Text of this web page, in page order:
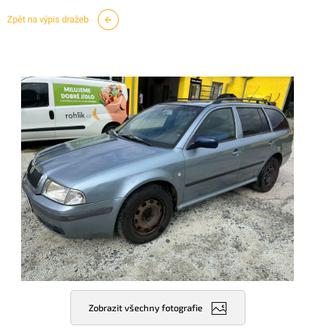
Zpět na výpis dražeb
Zobrazit všechny fotografie